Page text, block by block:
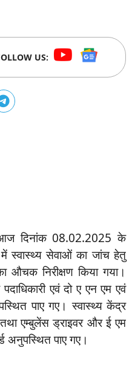
US:
आज दिनांक 08.02.2025 के
में स्वास्थ्य सेवाओं का जांच हेतु
औचक निरीक्षण किया गया।
एवं दो ए एन एम एवं
पाए गए। स्वास्थ्य केंद्र
एम्बुलेंस ड्राइवर और ई एम
अनुपस्थित पाए गए।